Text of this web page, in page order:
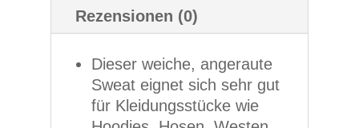
Rezensionen (0)
Dieser weiche, angeraute
Sweat eignet sich sehr gut
für Kleidungsstücke wie